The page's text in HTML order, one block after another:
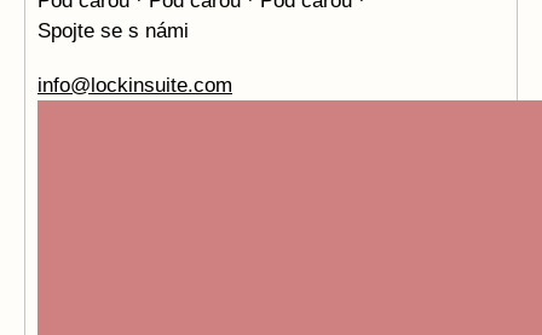
Spojte se s námi
info@lockinsuite.com